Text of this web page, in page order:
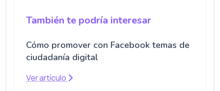
También te podría interesar
Cómo promover con Facebook temas de
ciudadanía digital
Ver artículo